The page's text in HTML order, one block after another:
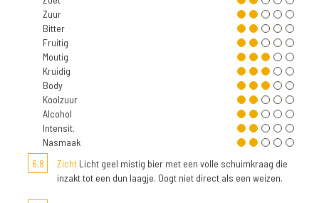
Zuur
Bitter
Fruitig
Moutig
Kruidig
Body
Koolzuur
Alcohol
Intensit.
Nasmaak
6,8
Zicht Licht geel mistig bier met een volle schuimkraag die
inzakt tot een dun laagje. Oogt niet direct als een weizen.